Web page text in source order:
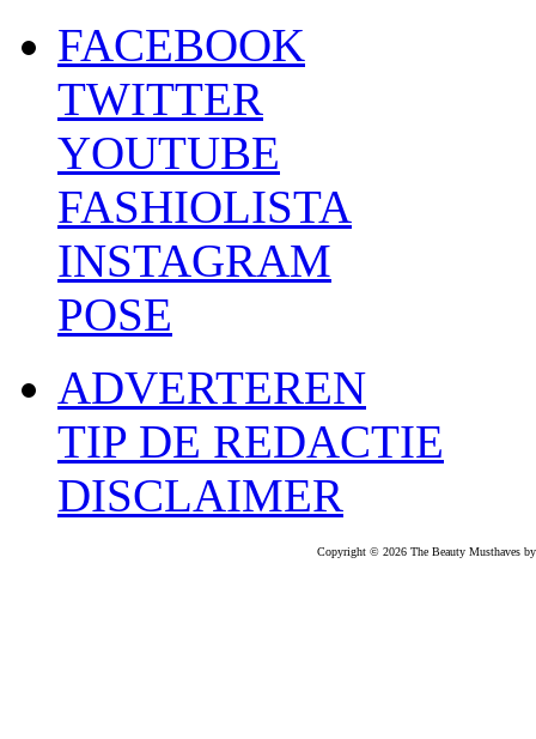
FACEBOOK
TWITTER
YOUTUBE
FASHIOLISTA
INSTAGRAM
POSE
ADVERTEREN
TIP DE REDACTIE
DISCLAIMER
Copyright © 2026 The Beauty Musthaves